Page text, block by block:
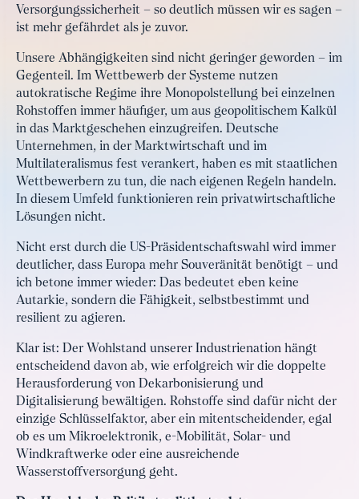
Versorgungssicherheit – so deutlich müssen wir es sagen –
ist mehr gefährdet als je zuvor.
Unsere Abhängigkeiten sind nicht geringer geworden – im
Gegenteil. Im Wettbewerb der Systeme nutzen
autokratische Regime ihre Monopolstellung bei einzelnen
Rohstoffen immer häufiger, um aus geopolitischem Kalkül
in das Marktgeschehen einzugreifen. Deutsche
Unternehmen, in der Marktwirtschaft und im
Multilateralismus fest verankert, haben es mit staatlichen
Wettbewerbern zu tun, die nach eigenen Regeln handeln.
In diesem Umfeld funktionieren rein privatwirtschaftliche
Lösungen nicht.
Nicht erst durch die US-Präsidentschaftswahl wird immer
deutlicher, dass Europa mehr Souveränität benötigt – und
ich betone immer wieder: Das bedeutet eben keine
Autarkie, sondern die Fähigkeit, selbstbestimmt und
resilient zu agieren.
Klar ist: Der Wohlstand unserer Industrienation hängt
entscheidend davon ab, wie erfolgreich wir die doppelte
Herausforderung von Dekarbonisierung und
Digitalisierung bewältigen. Rohstoffe sind dafür nicht der
einzige Schlüsselfaktor, aber ein mitentscheidender, egal
ob es um Mikroelektronik, e-Mobilität, Solar- und
Windkraftwerke oder eine ausreichende
Wasserstoffversorgung geht.